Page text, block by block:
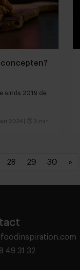
sinds 2019 de
2024 3 min
28 29 30 »
49 31 32